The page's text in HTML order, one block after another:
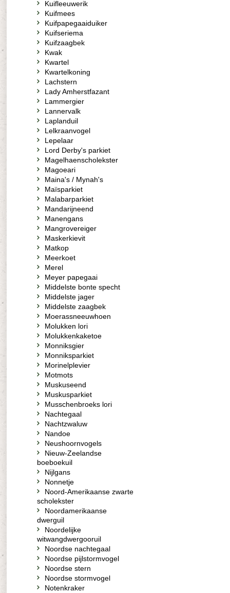
Kuifleeuwerik
Kuifmees
Kuifpapegaaiduiker
Kuifseriema
Kuifzaagbek
Kwak
Kwartel
Kwartelkoning
Lachstern
Lady Amherstfazant
Lammergier
Lannervalk
Laplanduil
Lelkraanvogel
Lepelaar
Lord Derby's parkiet
Magelhaenscholekster
Magoeari
Maina's / Mynah's
Maïsparkiet
Malabarparkiet
Mandarijneend
Manengans
Mangrovereiger
Maskerkievit
Matkop
Meerkoet
Merel
Meyer papegaai
Middelste bonte specht
Middelste jager
Middelste zaagbek
Moerassneeuwhoen
Molukken lori
Molukkenkaketoe
Monniksgier
Monniksparkiet
Morinelplevier
Motmots
Muskuseend
Muskusparkiet
Musschenbroeks lori
Nachtegaal
Nachtzwaluw
Nandoe
Neushoornvogels
Nieuw-Zeelandse
boeboekuil
Nijlgans
Nonnetje
Noord-Amerikaanse zwarte
scholekster
Noordamerikaanse
dwerguil
Noordelijke
witwangdwergooruil
Noordse nachtegaal
Noordse pijlstormvogel
Noordse stern
Noordse stormvogel
Notenkraker